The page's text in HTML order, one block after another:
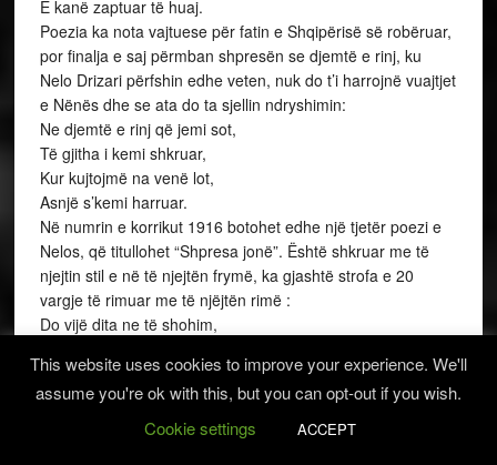
E kanë zaptuar të huaj.
Poezia ka nota vajtuese për fatin e Shqipërisë së robëruar,
por finalja e saj përmban shpresën se djemtë e rinj, ku
Nelo Drizari përfshin edhe veten, nuk do t’i harrojnë vuajtjet
e Nënës dhe se ata do ta sjellin ndryshimin:
Ne djemtë e rinj që jemi sot,
Të gjitha i kemi shkruar,
Kur kujtojmë na venë lot,
Asnjë s’kemi harruar.
Në numrin e korrikut 1916 botohet edhe një tjetër poezi e
Nelos, që titullohet “Shpresa jonë”. Është shkruar me të
njejtin stil e në të njejtën frymë, ka gjashtë strofa e 20
vargje të rimuar me të njëjtën rimë :
Do vijë dita ne të shohim,
Ku është ora ne të shkojm’,
Në luftë të gjithë të bashkuar.
Një poezi interesante është ajo që i kushtohet udhëtimit të
This website uses cookies to improve your experience. We'll
assume you're ok with this, but you can opt-out if you wish.
Cookie settings
ACCEPT